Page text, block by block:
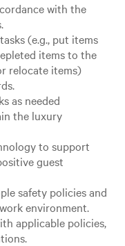
with the
(e.g., put items
items to the
relocate items)
as needed
the luxury
to support
guest
safety policies and
environment.
applicable policies,